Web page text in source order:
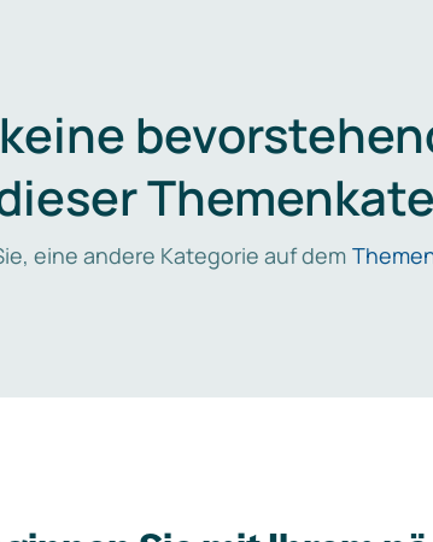
eine andere Kategorie auf dem